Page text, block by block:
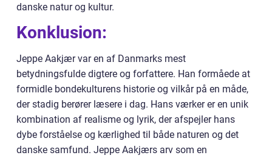
danske natur og kultur.
Konklusion:
Jeppe Aakjær var en af Danmarks mest
betydningsfulde digtere og forfattere. Han formåede at
formidle bondekulturens historie og vilkår på en måde,
der stadig berører læsere i dag. Hans værker er en unik
kombination af realisme og lyrik, der afspejler hans
dybe forståelse og kærlighed til både naturen og det
danske samfund. Jeppe Aakjærs arv som en